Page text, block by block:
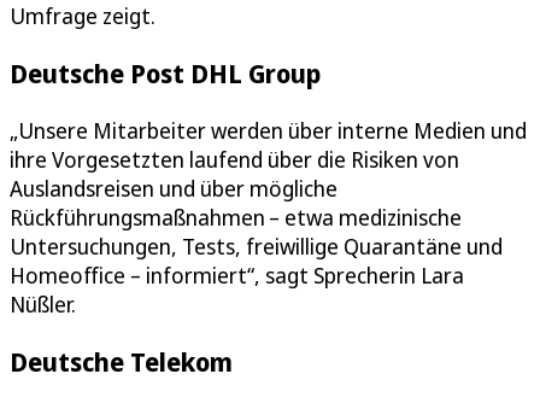
Umfrage zeigt.
Deutsche Post DHL Group
„Unsere Mitarbeiter werden über interne Medien und
ihre Vorgesetzten laufend über die Risiken von
Auslandsreisen und über mögliche
Rückführungsmaßnahmen – etwa medizinische
Untersuchungen, Tests, freiwillige Quarantäne und
Homeoffice – informiert“, sagt Sprecherin Lara
Nüßler.
Deutsche Telekom